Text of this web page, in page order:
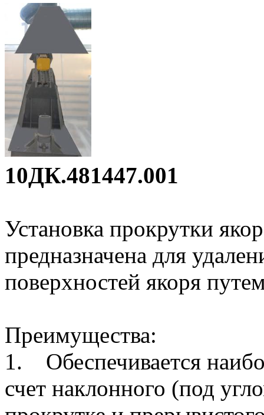
10ДК.481447.001
Установка прокрутки
предназначена для
поверхностей якоря
Преимущества:
1. Обеспечивается
счет наклонного (под